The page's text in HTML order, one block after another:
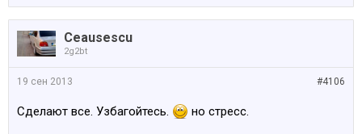
Ceausescu
2g2bt
#4106
19 сен 2013
Сделают все. Узбагойтесь. но стресс.